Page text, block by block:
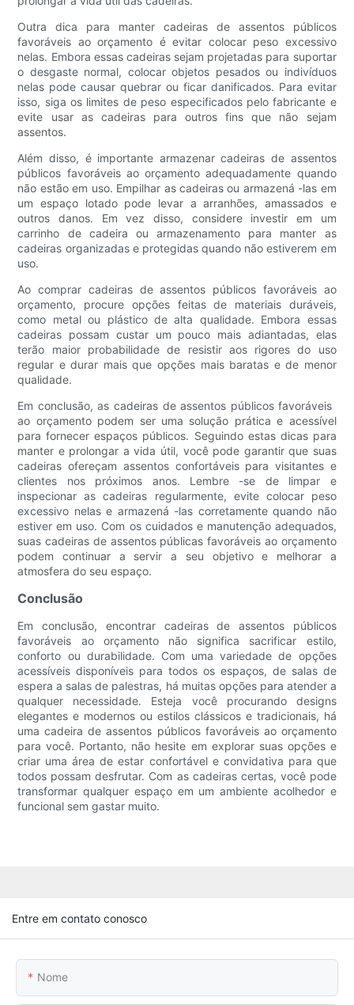
Outra dica para manter cadeiras de assentos públicos
favoráveis ​​ao orçamento é evitar colocar peso excessivo
nelas. Embora essas cadeiras sejam projetadas para suportar
o desgaste normal, colocar objetos pesados ​​ou indivíduos
nelas pode causar quebrar ou ficar danificados. Para evitar
isso, siga os limites de peso especificados pelo fabricante e
evite usar as cadeiras para outros fins que não sejam
assentos.
Além disso, é importante armazenar cadeiras de assentos
públicos favoráveis ​​ao orçamento adequadamente quando
não estão em uso. Empilhar as cadeiras ou armazená -las em
um espaço lotado pode levar a arranhões, amassados ​​e
outros danos. Em vez disso, considere investir em um
carrinho de cadeira ou armazenamento para manter as
cadeiras organizadas e protegidas quando não estiverem em
uso.
Ao comprar cadeiras de assentos públicos favoráveis ​​ao
orçamento, procure opções feitas de materiais duráveis,
como metal ou plástico de alta qualidade. Embora essas
cadeiras possam custar um pouco mais adiantadas, elas
terão maior probabilidade de resistir aos rigores do uso
regular e durar mais que opções mais baratas e de menor
qualidade.
Em conclusão, as cadeiras de assentos públicos favoráveis ​​
ao orçamento podem ser uma solução prática e acessível
para fornecer espaços públicos. Seguindo estas dicas para
manter e prolongar a vida útil, você pode garantir que suas
cadeiras ofereçam assentos confortáveis ​​para visitantes e
clientes nos próximos anos. Lembre -se de limpar e
inspecionar as cadeiras regularmente, evite colocar peso
excessivo nelas e armazená -las corretamente quando não
estiver em uso. Com os cuidados e manutenção adequados,
suas cadeiras de assentos públicas favoráveis ​​ao orçamento
podem continuar a servir a seu objetivo e melhorar a
atmosfera do seu espaço.
Conclusão
Em conclusão, encontrar cadeiras de assentos públicos
favoráveis ​​ao orçamento não significa sacrificar estilo,
conforto ou durabilidade. Com uma variedade de opções
acessíveis disponíveis para todos os espaços, de salas de
espera a salas de palestras, há muitas opções para atender a
qualquer necessidade. Esteja você procurando designs
elegantes e modernos ou estilos clássicos e tradicionais, há
uma cadeira de assentos públicos favoráveis ​​ao orçamento
para você. Portanto, não hesite em explorar suas opções e
criar uma área de estar confortável e convidativa para que
todos possam desfrutar. Com as cadeiras certas, você pode
transformar qualquer espaço em um ambiente acolhedor e
funcional sem gastar muito.
Entre em contato conosco
Nome